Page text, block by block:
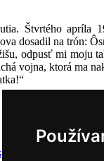
Štvrtého apríla
dosadil na trón:
odpusť mi
vojna, ktorá ma